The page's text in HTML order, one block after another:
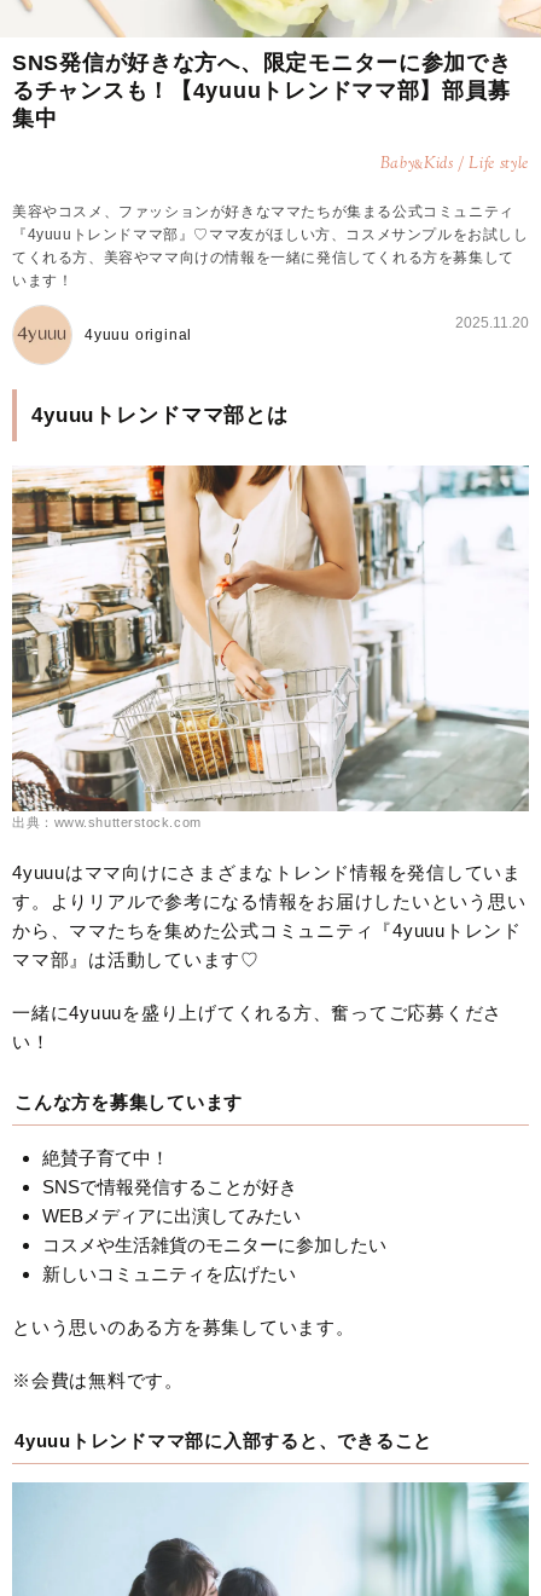
SNS発信が好きな方へ、限定モニターに参加でき
るチャンスも！【4yuuuトレンドママ部】部員募
集中
Baby&Kids / Life style
美容やコスメ、ファッションが好きなママたちが集まる公式コミュニティ
『4yuuuトレンドママ部』♡ママ友がほしい方、コスメサンプルをお試しし
てくれる方、美容やママ向けの情報を一緒に発信してくれる方を募集して
います！
4yuuu original
2025.11.20
4yuuuトレンドママ部とは
出典：www.shutterstock.com
4yuuuはママ向けにさまざまなトレンド情報を発信していま
す。よりリアルで参考になる情報をお届けしたいという思い
から、ママたちを集めた公式コミュニティ『4yuuuトレンド
ママ部』は活動しています♡
一緒に4yuuuを盛り上げてくれる方、奮ってご応募くださ
い！
こんな方を募集しています
絶賛子育て中！
SNSで情報発信することが好き
WEBメディアに出演してみたい
コスメや生活雑貨のモニターに参加したい
新しいコミュニティを広げたい
という思いのある方を募集しています。
※会費は無料です。
4yuuuトレンドママ部に入部すると、できること